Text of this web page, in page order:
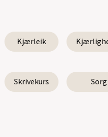
Kjærleik
Skrivekurs Sorg